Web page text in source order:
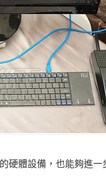
體設備，也能夠進一